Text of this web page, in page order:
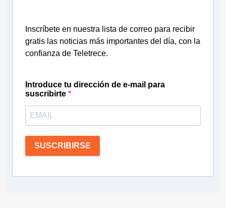
Inscríbete en nuestra lista de correo para recibir
gratis las noticias más importantes del día, con la
confianza de Teletrece.
Introduce tu dirección de e-mail para
suscribirte
SUSCRIBIRSE